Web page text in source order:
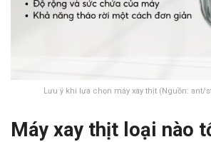
Lưu ý khi lựa chọn máy xay thịt (Nguồn:
Máy xay thịt loại nào